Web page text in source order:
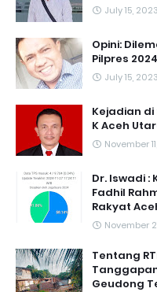
July 15, 2023
Opini:
Pilpres 2024
July 15, 2023
Kejadian di
K Aceh
November
Dr. Iswadi
Fadhil
Rakyat
November
Tentang
Geudong